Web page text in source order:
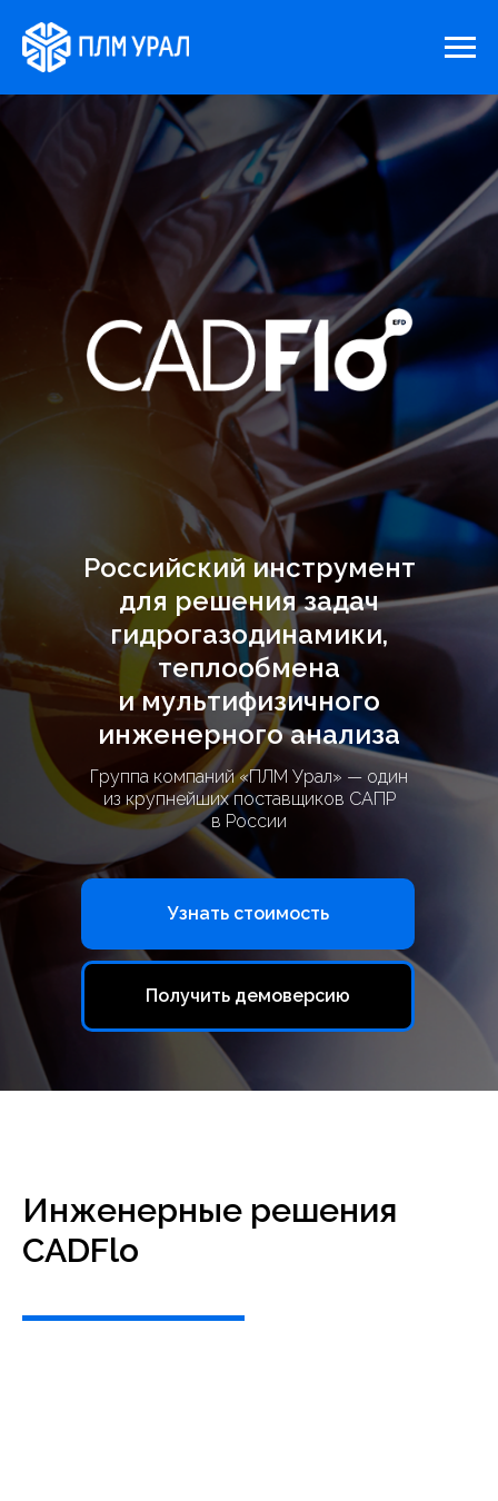
Российский инструмент
для решения задач
гидрогазодинамики,
теплообмена
и мультифизичного
инженерного анализа
Группа компаний «ПЛМ Урал» — один
из крупнейших поставщиков САПР
в России
Узнать стоимость
Получить демоверсию
Инженерные решения
CADFlo